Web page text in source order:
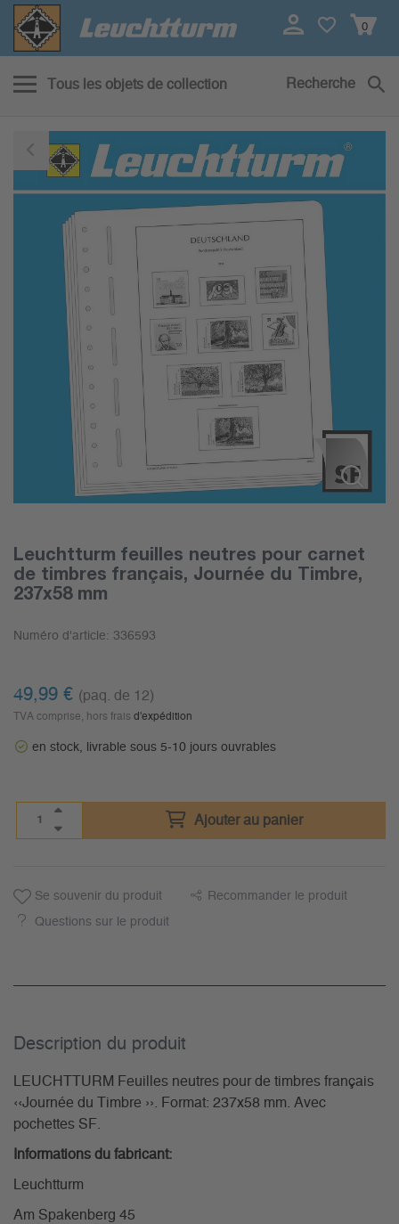
0
Tous les objets de collection Recherche
Leuchtturm feuilles neutres pour carnet
de timbres français, Journée du Timbre,
237x58 mm
Numéro d'article: 336593
49,99 € (paq. de 12)
TVA comprise, hors frais d'expédition
en stock, livrable sous 5-10 jours ouvrables
Ajouter au panier
Se souvenir du produit Recommander le produit
Questions sur le produit
Description du­ produit
LEUCHTTURM Feuilles neutres pour de timbres français
‹‹Journée du Timbre ››. Format: 237x58 mm. Avec
pochettes SF.
Informations du fabricant:
Leuchtturm
Am Spakenberg 45